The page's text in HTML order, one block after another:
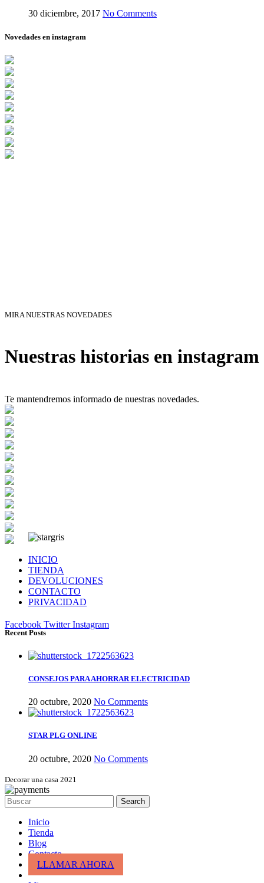
30 diciembre, 2017 No Comments
Novedades en instagram
MIRA NUESTRAS NOVEDADES
Nuestras historias en instagram
Te mantendremos informado de nuestras novedades.
INICIO
TIENDA
DEVOLUCIONES
CONTACTO
PRIVACIDAD
Facebook Twitter Instagram
Recent Posts
CONSEJOS PARA AHORRAR ELECTRICIDAD
20 octubre, 2020 No Comments
STAR PLG ONLINE
20 octubre, 2020 No Comments
Decorar una casa 2021
Search
Inicio
Tienda
Blog
Contacto
LLAMAR AHORA